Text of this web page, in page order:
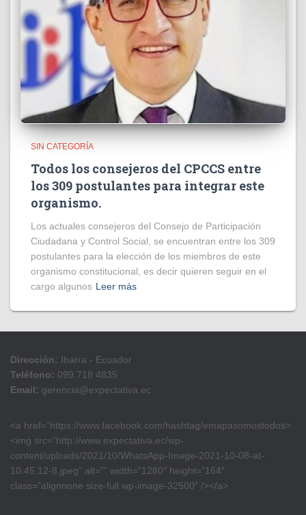
SIN CATEGORÍA
Todos los consejeros del CPCCS entre
los 309 postulantes para integrar este
organismo.
Los actuales consejeros del Consejo de Participación
Ciudadana y Control Social, se encuentran entre los 309
postulantes para la elección de los miembros de este
organismo constitucional, es decir quieren seguir en el
cargo algunos Leer más
Dirección: Ibarra - Ecuador
Teléfono: 099 718 4835
Email: gerencia@expectativa.ec
<a href=”https://www.facebook.com/hashtag/emapasomostodos>
<img src=”http://www.expectativa.ec/wp-
content/uploads/2021/10/WhatsApp-Image-2021-10-08-at-
10.45.12-8.jpeg” alt=”” width=”1280″ height=”164″
class=”alignnone size-full wp-image-32500″ /></a>